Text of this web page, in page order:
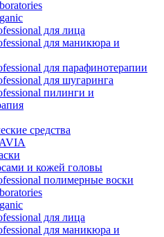
для лица
для маникюра и
для парафинотерапии
для шугаринга
пилинги и
средства
и кожей головы
полимерные воски
для лица
для маникюра и